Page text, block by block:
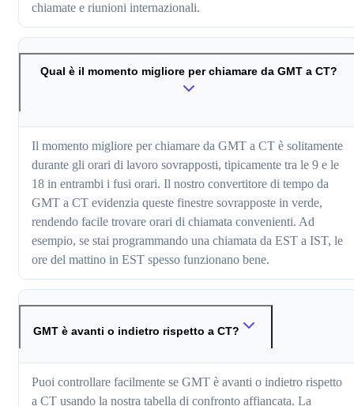
chiamate e riunioni internazionali.
Qual è il momento migliore per chiamare da GMT a CT?
Il momento migliore per chiamare da GMT a CT è solitamente
durante gli orari di lavoro sovrapposti, tipicamente tra le 9 e le
18 in entrambi i fusi orari. Il nostro convertitore di tempo da
GMT a CT evidenzia queste finestre sovrapposte in verde,
rendendo facile trovare orari di chiamata convenienti. Ad
esempio, se stai programmando una chiamata da EST a IST, le
ore del mattino in EST spesso funzionano bene.
GMT è avanti o indietro rispetto a CT?
Puoi controllare facilmente se GMT è avanti o indietro rispetto
a CT usando la nostra tabella di confronto affiancata. La